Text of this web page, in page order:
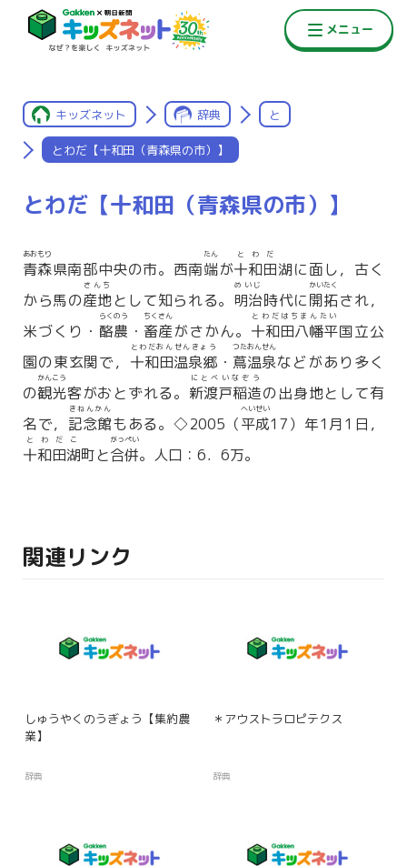
キッズネット 辞典 と
とわだ【十和田（青森県の市）】
とわだ【十和田（青森県の市）】
青森
あおもり
県南部中央の市。西南端
たん
が十和田
とわだ
湖に面し，古く
から馬の産地
さんち
として知られる。 明治
めいじ
時代に開拓
かいたく
され，
米づくり・ 酪農
らくのう
・ 畜産
ちくさん
がさかん。 十和田八幡平
とわだはちまんたい
国立公
園の東玄関で， 十和田温泉郷
とわだおんせんきょう
・ 蔦温泉
つたおんせん
などがあり多く
の観光
かんこう
客がおとずれる。 新渡戸稲造
にとべいなぞう
の出身地として有
名で， 記念館
きねんかん
もある。◇2005（平成
へいせい
17）年1月1日，
十和田湖
とわだこ
町と合併
がっぺい
。人口：6．6万。
関連リンク
しゅうやくのうぎょう【集約農
業】
辞典
＊アウストラロピテクス
辞典